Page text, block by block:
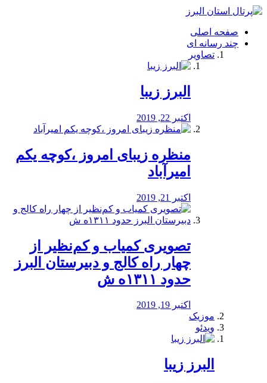
فصد
شرق
تهران
خشکشویی
صفحه اصلی
چند رسانه ای
تصاویر
البرز زیبا
اکتبر 22, 2019
منظره‌‌ زیبای امروز ،کوچه یکم
امیرآباد
اکتبر 21, 2019
️تصویری کمیاب و کم‌نظیر از
چهار راه كالج و دبيرستان البرز
حدود ۱۳۱۱ه ش
اکتبر 19, 2019
موزیک
ویدئو
البرز زیبا